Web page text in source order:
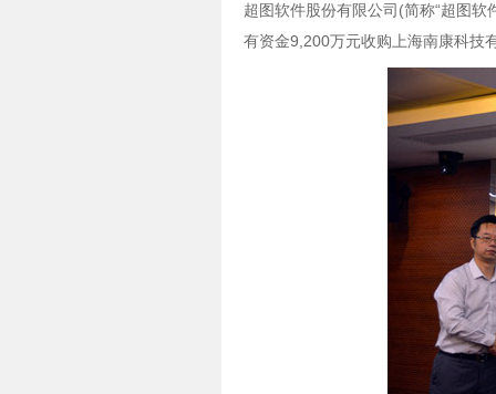
超图软件股份有限公司(简称“超图
有资金9,200万元收购上海南康科技